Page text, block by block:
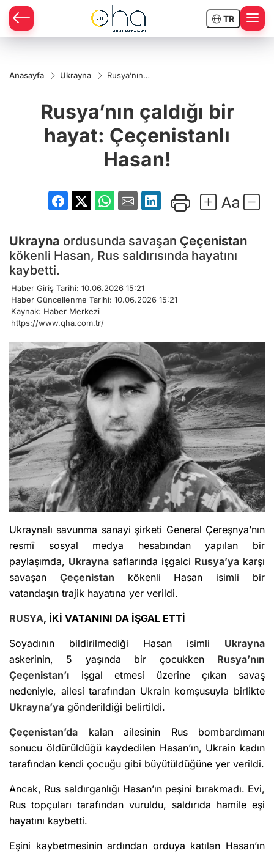
TR
Anasayfa Ukrayna
Rusya’nın
Hasan!
Rusya’nın çaldığı bir
hayat: Çeçenistanlı
Hasan!
Ukrayna ordusunda savaşan Çeçenistan
kökenli Hasan, Rus saldırısında hayatını
kaybetti.
Haber Giriş Tarihi: 10.06.2026 15:21
Haber Güncellenme Tarihi: 10.06.2026 15:21
Kaynak: Haber Merkezi
https://www.qha.com.tr/
Ukraynalı savunma sanayi şirketi General Çereşnya’nın
resmî sosyal medya hesabından yapılan bir
paylaşımda, Ukrayna saflarında işgalci Rusya’ya karşı
savaşan Çeçenistan kökenli Hasan isimli bir
vatandaşın trajik hayatına yer verildi.
RUSYA, İKİ VATANINI DA İŞGAL ETTİ
Soyadının bildirilmediği Hasan isimli Ukrayna
askerinin, 5 yaşında bir çocukken Rusya’nın
Çeçenistan’ı işgal etmesi üzerine çıkan savaş
nedeniyle, ailesi tarafından Ukrain komşusuyla birlikte
Ukrayna’ya gönderildiği belirtildi.
Çeçenistan’da kalan ailesinin Rus bombardımanı
sonucu öldürüldüğü kaydedilen Hasan’ın, Ukrain kadın
tarafından kendi çocuğu gibi büyütüldüğüne yer verildi.
Ancak, Rus saldırganlığı Hasan’ın peşini bırakmadı. Evi,
Rus topçuları tarafından vuruldu, saldırıda hamile eşi
hayatını kaybetti.
Eşini kaybetmesinin ardından orduya katılan Hasan’ın